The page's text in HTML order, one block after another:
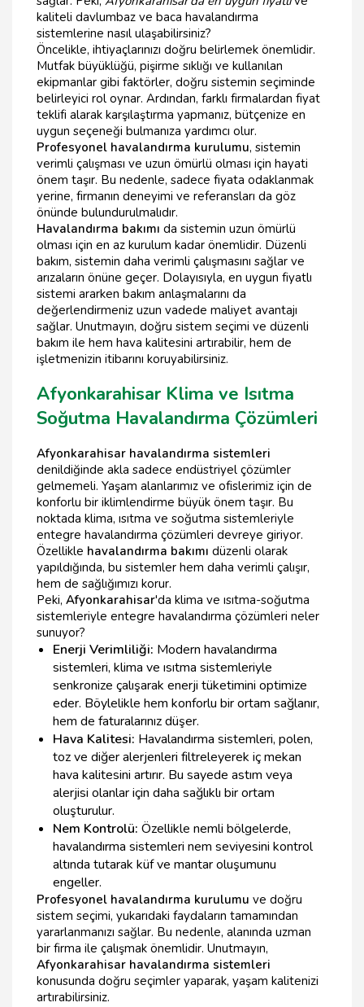
kaliteli davlumbaz ve baca havalandırma
sistemlerine nasıl ulaşabilirsiniz?
Öncelikle, ihtiyaçlarınızı doğru belirlemek önemlidir.
Mutfak büyüklüğü, pişirme sıklığı ve kullanılan
ekipmanlar gibi faktörler, doğru sistemin seçiminde
belirleyici rol oynar. Ardından, farklı firmalardan fiyat
teklifi alarak karşılaştırma yapmanız, bütçenize en
uygun seçeneği bulmanıza yardımcı olur.
Profesyonel havalandırma kurulumu, sistemin
verimli çalışması ve uzun ömürlü olması için hayati
önem taşır. Bu nedenle, sadece fiyata odaklanmak
yerine, firmanın deneyimi ve referansları da göz
önünde bulundurulmalıdır.
Havalandırma bakımı da sistemin uzun ömürlü
olması için en az kurulum kadar önemlidir. Düzenli
bakım, sistemin daha verimli çalışmasını sağlar ve
arızaların önüne geçer. Dolayısıyla, en uygun fiyatlı
sistemi ararken bakım anlaşmalarını da
değerlendirmeniz uzun vadede maliyet avantajı
sağlar. Unutmayın, doğru sistem seçimi ve düzenli
bakım ile hem hava kalitesini artırabilir, hem de
işletmenizin itibarını koruyabilirsiniz.
Afyonkarahisar Klima ve Isıtma
Soğutma Havalandırma Çözümleri
Afyonkarahisar havalandırma sistemleri
denildiğinde akla sadece endüstriyel çözümler
gelmemeli. Yaşam alanlarımız ve ofislerimiz için de
konforlu bir iklimlendirme büyük önem taşır. Bu
noktada klima, ısıtma ve soğutma sistemleriyle
entegre havalandırma çözümleri devreye giriyor.
Özellikle havalandırma bakımı düzenli olarak
yapıldığında, bu sistemler hem daha verimli çalışır,
hem de sağlığımızı korur.
Peki, Afyonkarahisar'da klima ve ısıtma-soğutma
sistemleriyle entegre havalandırma çözümleri neler
sunuyor?
Enerji Verimliliği: Modern havalandırma
sistemleri, klima ve ısıtma sistemleriyle
senkronize çalışarak enerji tüketimini optimize
eder. Böylelikle hem konforlu bir ortam sağlanır,
hem de faturalarınız düşer.
Hava Kalitesi: Havalandırma sistemleri, polen,
toz ve diğer alerjenleri filtreleyerek iç mekan
hava kalitesini artırır. Bu sayede astım veya
alerjisi olanlar için daha sağlıklı bir ortam
oluşturulur.
Nem Kontrolü: Özellikle nemli bölgelerde,
havalandırma sistemleri nem seviyesini kontrol
altında tutarak küf ve mantar oluşumunu
engeller.
Profesyonel havalandırma kurulumu ve doğru
sistem seçimi, yukarıdaki faydaların tamamından
yararlanmanızı sağlar. Bu nedenle, alanında uzman
bir firma ile çalışmak önemlidir. Unutmayın,
Afyonkarahisar havalandırma sistemleri
konusunda doğru seçimler yaparak, yaşam kalitenizi
artırabilirsiniz.